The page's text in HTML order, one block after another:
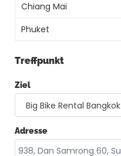
Chiang Mai
Phuket
Treffpunkt
Ziel
Big Bike Rental Bangkok
Adresse